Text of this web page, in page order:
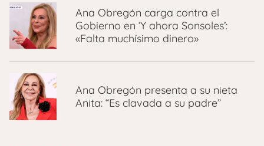
Ana Obregón carga contra el
Gobierno en ‘Y ahora Sonsoles’:
«Falta muchísimo dinero»
Ana Obregón presenta a su nieta
Anita: “Es clavada a su padre”